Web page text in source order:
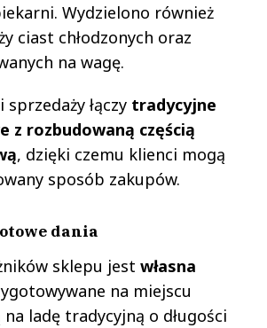
Wydzielono również
ciast chłodzonych oraz
na wagę.
sprzedaży łączy tradycyjne
z rozbudowaną częścią
, dzięki czemu klienci mogą
sposób zakupów.
dania
sklepu jest własna
na miejscu
ladę tradycyjną o długości